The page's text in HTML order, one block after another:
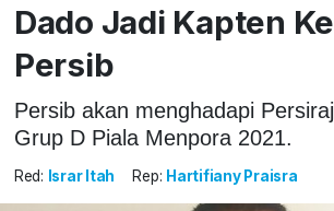
Dado Jadi Kapten
Persib
Persib akan menghadapi
Grup D Piala Menpora 2021.
Red: Israr Itah Rep: Hartifiany Praisra